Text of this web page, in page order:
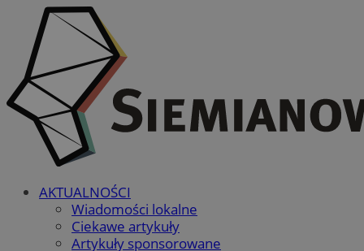
AKTUALNOŚCI
Wiadomości lokalne
Ciekawe artykuły
Artykuły sponsorowane